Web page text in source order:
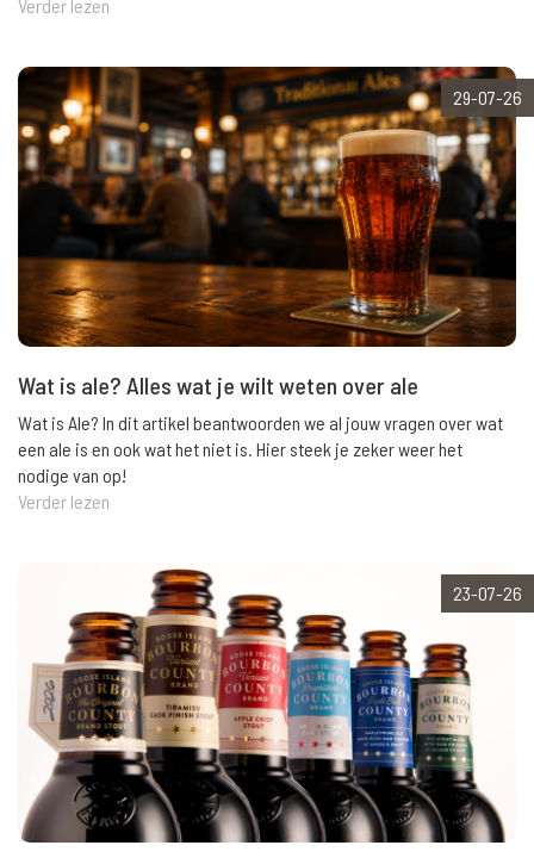
Verder lezen
29-07-26
Wat is ale? Alles wat je wilt weten over ale
Wat is Ale? In dit artikel beantwoorden we al jouw vragen over wat
een ale is en ook wat het niet is. Hier steek je zeker weer het
nodige van op!
Verder lezen
23-07-26